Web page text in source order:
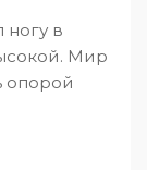
ногу в
Мир
опорой